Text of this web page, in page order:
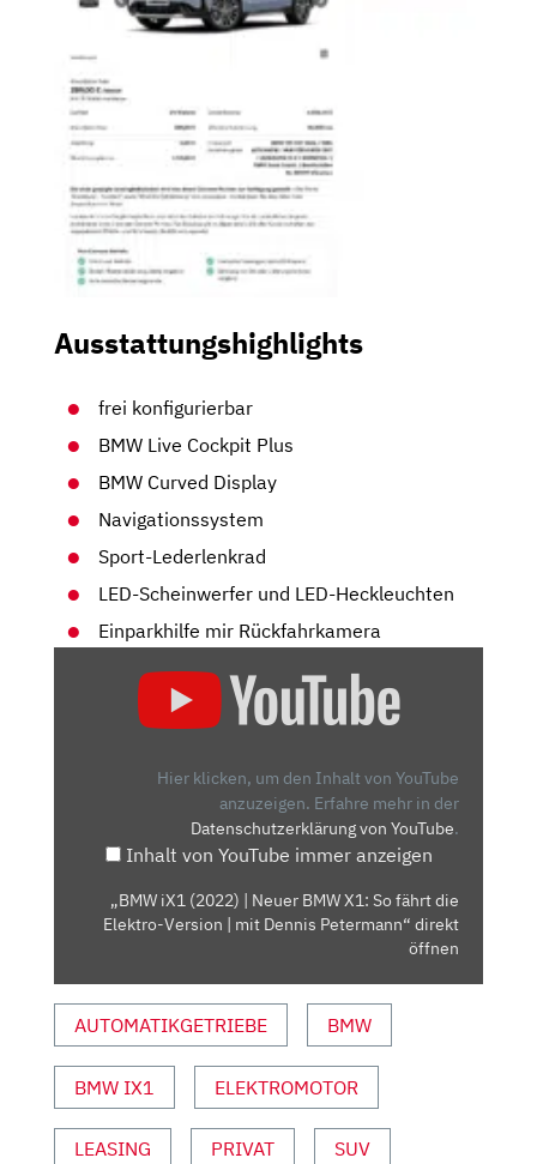
Ausstattungshighlights
frei konfigurierbar
BMW Live Cockpit Plus
BMW Curved Display
Navigationssystem
Sport-Lederlenkrad
LED-Scheinwerfer und LED-Heckleuchten
Einparkhilfe mir Rückfahrkamera
|
MIT
DENNIS
PETERMANN“
YOUTUBE
Hier klicken, um den Inhalt von YouTube
anzuzeigen. Erfahre mehr in der
Datenschutzerklärung von YouTube.
Inhalt von YouTube immer anzeigen
„BMW iX1 (2022) | Neuer BMW X1: So fährt die
Elektro-Version | mit Dennis Petermann“ direkt
öffnen
AUTOMATIKGETRIEBE BMW
BMW IX1 ELEKTROMOTOR
LEASING PRIVAT SUV